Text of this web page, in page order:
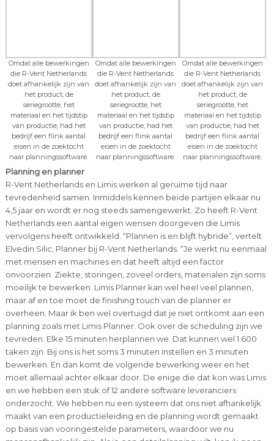
Omdat alle bewerkingen
die R-Vent Netherlands
doet afhankelijk zijn van
het product, de
seriegrootte, het
materiaal en het tijdstip
van productie, had het
bedrijf een flink aantal
eisen in de zoektocht
naar planningssoftware.
Omdat alle bewerkingen
die R-Vent Netherlands
doet afhankelijk zijn van
het product, de
seriegrootte, het
materiaal en het tijdstip
van productie, had het
bedrijf een flink aantal
eisen in de zoektocht
naar planningssoftware.
Omdat alle bewerkingen
die R-Vent Netherlands
doet afhankelijk zijn van
het product, de
seriegrootte, het
materiaal en het tijdstip
van productie, had het
bedrijf een flink aantal
eisen in de zoektocht
naar planningssoftware.
Planning en planner
R-Vent Netherlands en Limis werken al geruime tijd naar
tevredenheid samen. Inmiddels kennen beide partijen elkaar nu
4,5 jaar en wordt er nog steeds samengewerkt. Zo heeft R-Vent
Netherlands een aantal eigen wensen doorgeven die Limis
vervolgens heeft ontwikkeld. “Plannen is en blijft hybride”, vertelt
Elvedin Silic, Planner bij R-Vent Netherlands. “Je werkt nu eenmaal
met mensen en machines en dat heeft altijd een factor
onvoorzien. Ziekte, storingen, zoveel orders, materialen zijn soms
moeilijk te bewerken. Limis Planner kan wel heel veel plannen,
maar af en toe moet de finishing touch van de planner er
overheen. Maar ik ben wel overtuigd dat je niet ontkomt aan een
planning zoals met Limis Planner. Ook over de scheduling zijn we
tevreden. Elke 15 minuten herplannen we. Dat kunnen wel 1.600
taken zijn. Bij ons is het soms 3 minuten instellen en 3 minuten
bewerken. En dan komt de volgende bewerking weer en het
moet allemaal achter elkaar door. De enige die dat kon was Limis
en we hebben een stuk of 12 andere software leveranciers
onderzocht. We hebben nu een systeem dat ons niet afhankelijk
maakt van een productieleiding en de planning wordt gemaakt
op basis van vooringestelde parameters, waardoor we nu